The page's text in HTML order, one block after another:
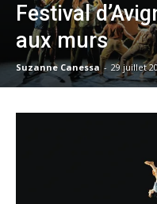
Festival
aux murs
Suzanne Canessa - 29 juillet